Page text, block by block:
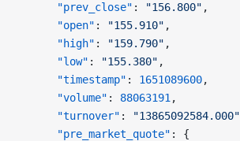
      "prev_close"
: "156.800" ,
      "open"
: "155.910" ,
      "high"
: "159.790" ,
      "low"
: "155.380" ,
      "timestamp"
: 1651089600,
      "volume"
: 88063191 ,
      "turnover"
: "13865092584.000"
      "pre_market_quote"
: {